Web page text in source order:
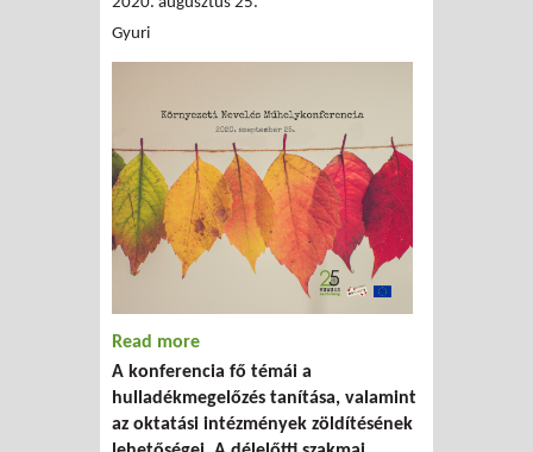
Gyuri
Read more
Műhelykonferencia - szeptember 25.
A konferencia fő témái a
hulladékmegelőzés tanítása, valamint
az oktatási intézmények zöldítésének